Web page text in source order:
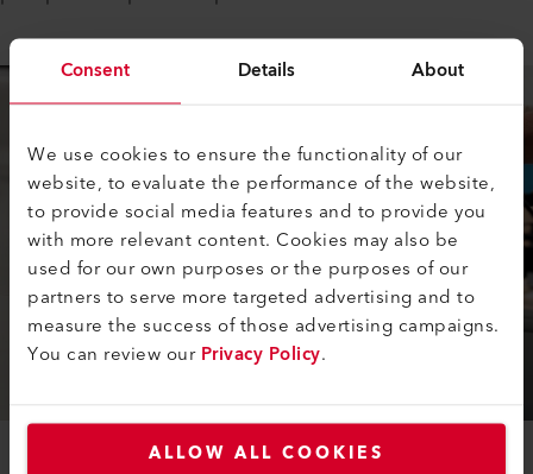
Consent Details About
We use cookies to ensure the functionality of our
website, to evaluate the performance of the website,
to provide social media features and to provide you
with more relevant content. Cookies may also be
used for our own purposes or the purposes of our
partners to serve more targeted advertising and to
measure the success of those advertising campaigns.
You can review ourPrivacy Policy.
ALLOW ALL COOKIES